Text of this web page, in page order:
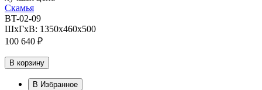
Скамья
BT-02-09
ШхГхВ: 1350х460х500
100 640 ₽
В корзину
В Избранное